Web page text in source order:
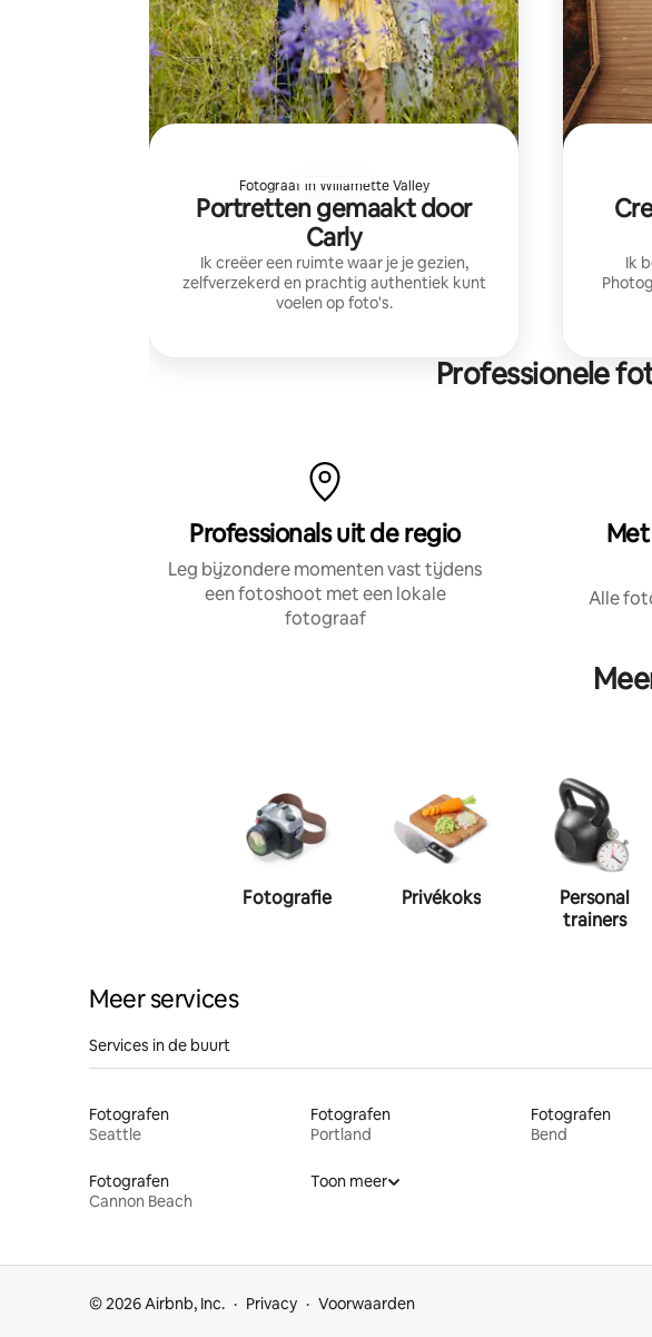
Fotograaf in Willamette Valley
Portretten gemaakt door
Carly
Ik creëer een ruimte waar je je gezien,
zelfverzekerd en prachtig authentiek kunt
voelen op foto's.
Ik
Professionele
Professionals uit de regio
Leg bijzondere momenten vast tijdens
een fotoshoot met een lokale
fotograaf
Alle
Fotografie Privékoks
Personal
trainers
Meer services
Services in de buurt
Fotografen
Seattle
Fotografen
Portland
Fotografen
Bend
Fotografen
Cannon Beach
Toon meer
© 2026 Airbnb, Inc. Privacy Voorwaarden